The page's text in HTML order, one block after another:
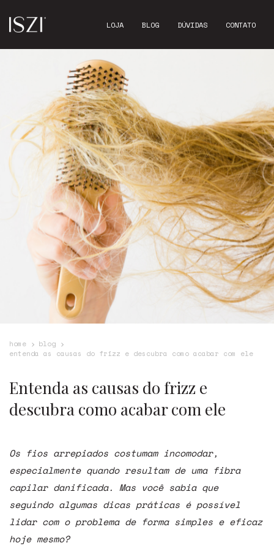
LOJA BLOG DÚVIDAS CONTATO
home
blog
entenda as causas do frizz e descubra como acabar com ele
Entenda as causas do frizz e
descubra como acabar com ele
Os fios arrepiados costumam incomodar,
especialmente quando resultam de uma fibra
capilar danificada. Mas você sabia que
seguindo algumas dicas práticas é possível
lidar com o problema de forma simples e eficaz
hoje mesmo?